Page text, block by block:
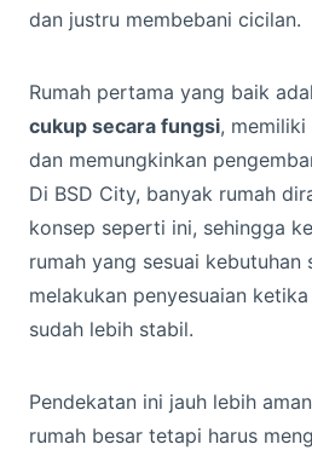
dan justru membebani cicilan.
Rumah pertama yang baik
cukup secara fungsi,
dan memungkinkan
Di BSD City, banyak rumah
konsep seperti ini, sehingga
rumah yang sesuai kebutuhan
melakukan penyesuaian
sudah lebih stabil.
Pendekatan ini jauh lebih
rumah besar tetapi harus